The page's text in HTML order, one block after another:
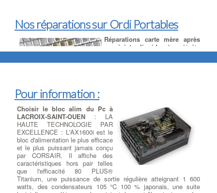
Nos réparations sur Ordi Portables
Réparations carte mère après
un sinistre liquide
: Les dégâts
de liquides (eau, café, bière etc
…) sont très fréquents chez les
portable à côté d'un verre ou d'un tasse, ce qui peut endommager
des composants internes ou rendre l'ordinateur portable
inutilisable. à LACROIX-SAINT-OUEN La plupart du temps, à
l'instant ou le liquide est renversé, cela ne pénètre pas plus loin
que le clavier, mais il est toujours préférable de vite enlever toute
source d'alimentation et de retourner immédiatement le pc pour
faire ressortir le liquide. à LACROIX-SAINT-OUEN dans de
nombreux cas les réparations suivantes seront nécessaires :
désoxydation de la carte mère, remplacement des nappes et
composants défectueux, changement du clavier (cas d'un liquide
sucré) etc ….:Trouver Un Réparateur Ordi Portable
Pour information :
Choisir le bloc alim du Pc à
LACROIX-SAINT-OUEN : LA
HAUTE TECHNOLOGIE PAR
EXCELLENCE : L'AX1600i est le
bloc d'alimentation le plus efficace
et le plus puissant jamais conçu
par CORSAIR. Il affiche des
caractéristiques hors pair telles
que l'efficacité 80 PLUS®
Titanium, une puissance de sortie régulière atteignant 1 600
watts, des condensateurs 105 °C 100 % japonais, une suite